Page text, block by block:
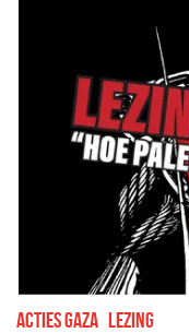
Acties Gaza lezing